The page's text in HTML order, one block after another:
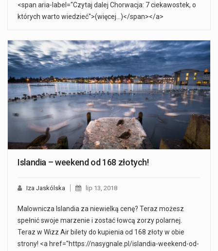
<span aria-label="Czytaj dalej Chorwacja: 7 ciekawostek, o
których warto wiedzieć">(więcej…)</span></a>
Islandia – weekend od 168 złotych!
Iza Jaskólska lip 13, 2018
Malownicza Islandia za niewielką cenę? Teraz możesz
spełnić swoje marzenie i zostać łowcą zorzy polarnej.
Teraz w Wizz Air bilety do kupienia od 168 złoty w obie
strony! <a href="https://nasygnale.pl/islandia-weekend-od-